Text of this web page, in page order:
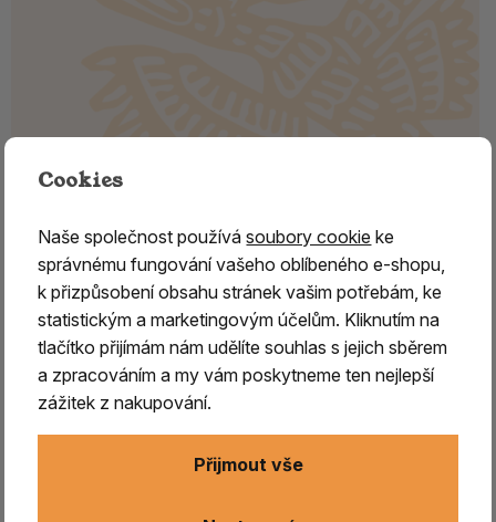
vykládaná tyrkysem a korálem
Dřevořezba ÓM je originální závěsná dekorace
inspirovaná jedním z nejvýznamnějších symbolů
východní spirituality a meditace . Symbol
představuje prvotní zvuk a vibraci, ze kterépodle
tradičních učení vznikl celý vesmír.Jespojován s
harmonií, jednotoua propojením těla, mysli a vědomí.
Tato ručně zpracovanádekorace je vykládána
vzhled i spirituální charakter
. Kombinace přírodního
Cookies
Naše společnost používásoubory cookie ke
správnému fungování vašeho oblíbeného e-shopu,
k přizpůsobení obsahu stránek vašim potřebám, ke
statistickým a marketingovým účelům. Kliknutím na
tlačítko přijímám nám udělíte souhlas s jejich sběrem
a zpracováním a my vám poskytneme ten nejlepší
zážitek z nakupování.
Přijmout vše